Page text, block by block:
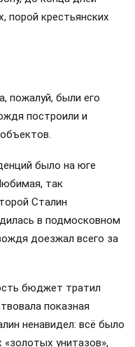
порой крестьянских
пожалуй, были его
построили и
было на юге
так
Сталин
в подмосковном
доезжал всего за
бюджет тратил
показная
ненавидел: всё было
унитазов»,